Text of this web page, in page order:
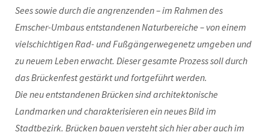
Sees sowie durch die angrenzenden – im Rahmen des
Emscher-Umbaus entstandenen Naturbereiche – von einem
vielschichtigen Rad- und Fußgängerwegenetz umgeben und
zu neuem Leben erwacht. Dieser gesamte Prozess soll durch
das Brückenfest gestärkt und fortgeführt werden.
Die neu entstandenen Brücken sind architektonische
Landmarken und charakterisieren ein neues Bild im
Stadtbezirk. Brücken bauen versteht sich hier aber auch im